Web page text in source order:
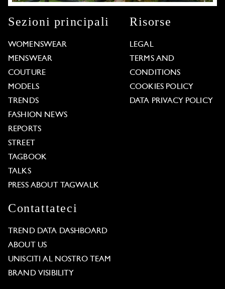
Sezioni principali
WOMENSWEAR
MENSWEAR
COUTURE
MODELS
TRENDS
FASHION NEWS
REPORTS
STREET
TAGBOOK
TALKS
PRESS ABOUT TAGWALK
Risorse
LEGAL
TERMS AND
CONDITIONS
COOKIES POLICY
DATA PRIVACY POLICY
Contattateci
TREND DATA DASHBOARD
ABOUT US
UNISCITI AL NOSTRO TEAM
BRAND VISIBILITY